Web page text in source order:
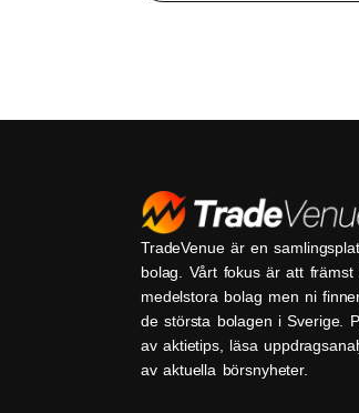
TradeVenue är en
bolag. Vårt fokus är att
medelstora bolag men ni
de största bolagen i Sverige.
av aktietips, läsa
av aktuella börsnyheter.